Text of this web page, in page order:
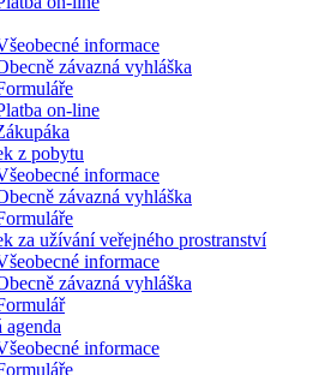
informace
závazná vyhláška
on-line
z pobytu
informace
závazná vyhláška
za užívání veřejného prostranství
informace
závazná vyhláška
informace